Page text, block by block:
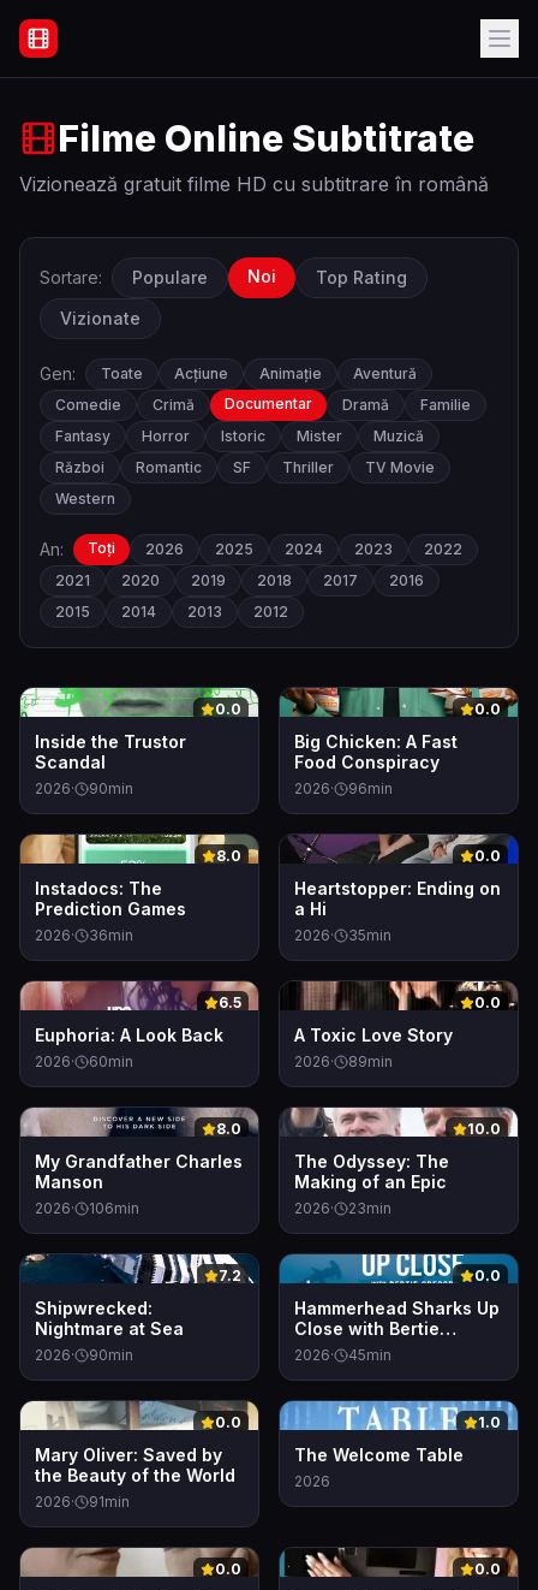
Filme Online Subtitrate - Acasă
Filme Online Subtitrate
Vizionează gratuit filme HD cu subtitrare în română
Sortare: Populare Noi
Top Rating
Vizionate
Gen: Toate Acțiune Animație
Aventură
Comedie
Crimă Documentar Dramă
Familie
Fantasy
Horror Istoric Mister
Muzică
Război
Romantic SF Thriller
TV Movie
Western
An: Toți 2026 2025 2024 2023
2022
2021
2020 2019 2018 2017
2016
2015
2014 2013 2012
0 0.0
Inside the Trustor
Scandal
2026· 90min
0 0.0
Big Chicken: A Fast
Food Conspiracy
2026· 96min
0 8.0
Instadocs: The
Prediction Games
2026· 36min
0 0.0
Heartstopper: Ending on
a Hi
2026· 35min
0 6.5
Euphoria: A Look Back
2026· 60min
0 0.0
A Toxic Love Story
2026· 89min
0 8.0
My Grandfather Charles
Manson
2026· 106min
0 10.0
The Odyssey: The
Making of an Epic
2026· 23min
0 7.2
Shipwrecked:
Nightmare at Sea
2026· 90min
0 0.0
Hammerhead Sharks Up
Close with Bertie
Gregory
2026· 45min
0 0.0
Mary Oliver: Saved by
the Beauty of the World
2026· 91min
0 1.0
The Welcome Table
2026
0 0.0 0 0.0